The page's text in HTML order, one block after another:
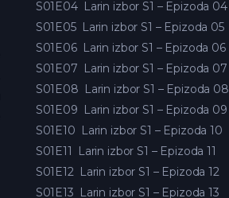
S01E04 Larin izbor S1 – Epizoda 04
S01E05 Larin izbor S1 – Epizoda 05
S01E06 Larin izbor S1 – Epizoda 06
S01E07 Larin izbor S1 – Epizoda 07
S01E08 Larin izbor S1 – Epizoda 08
S01E09 Larin izbor S1 – Epizoda 09
S01E10 Larin izbor S1 – Epizoda 10
S01E11
Larin izbor S1 – Epizoda 11
S01E12 Larin izbor S1 – Epizoda 12
S01E13 Larin izbor S1 – Epizoda 13